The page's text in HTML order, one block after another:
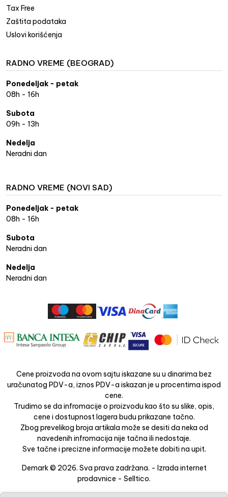
Tax Free
Zaštita podataka
Uslovi korišćenja
RADNO VREME (BEOGRAD)
Ponedeljak - petak
08h - 16h
Subota
09h - 13h
Nedelja
Neradni dan
RADNO VREME (NOVI SAD)
Ponedeljak - petak
08h - 16h
Subota
Neradni dan
Nedelja
Neradni dan
Cene proizvoda na ovom sajtu iskazane su u dinarima bez
uračunatog PDV-a, iznos PDV-a iskazan je u procentima ispod
cene.
Trudimo se da infromacije o proizvodu kao što su slike, opis,
cene i dostupnost lagera budu prikazane tačno.
Zbog prevelikog broja artikala može se desiti da neka od
navedenih infromacija nije tačna ili nedostaje.
Sve tačne i precizne informacije možete dobiti na upit.
Demark © 2026. Sva prava zadržana. - Izrada internet
prodavnice - Selltico.